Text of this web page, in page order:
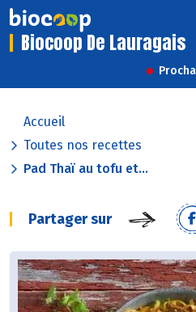
Biocoop De Lauragais
Accueil
Toutes nos recettes
Pad Thaï au tofu et...
Partager sur